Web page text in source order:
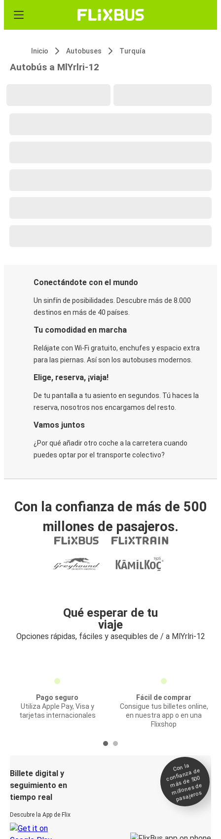
Inicio Autobuses Turquía
Autobús a MlYrlri-12
Conectándote con el mundo
Un sinfín de posibilidades. Descubre más de 8.000
destinos en más de 40 países.
Tu comodidad en marcha
Relájate con Wi-Fi gratuito, enchufes y espacio extra
para las piernas. Así son los autobuses modernos.
Elige, reserva, ¡viaja!
De tu pantalla a tu asiento en segundos. Tú haces la
reserva, nosotros nos encargamos del resto.
Vamos juntos
¿Por qué añadir otro coche a la carretera cuando
puedes optar por el transporte colectivo?
Con la confianza de más de 500
millones de pasajeros.
Qué esperar de tu
viaje
Opciones rápidas, fáciles y asequibles de / a MlYrlri-12
Pago seguro
Utiliza Apple Pay, Visa y
tarjetas internacionales
Fácil de comprar
Consigue tus billetes online,
en nuestra app o en una
Flixshop
Billete digital y
seguimiento en
tiempo real
Descubre la App de Flix
Con la
confianza de
más de 500
millones de
pasajeros